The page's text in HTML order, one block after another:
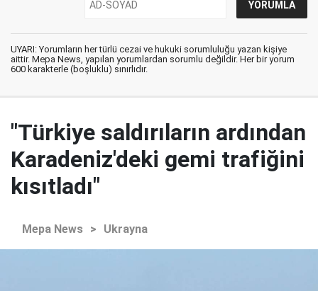
UYARI: Yorumların her türlü cezai ve hukuki sorumluluğu yazan kişiye
aittir. Mepa News, yapılan yorumlardan sorumlu değildir. Her bir yorum
600 karakterle (boşluklu) sınırlıdır.
"Türkiye saldırıların ardından
Karadeniz'deki gemi trafiğini
kısıtladı"
Mepa News > Ukrayna